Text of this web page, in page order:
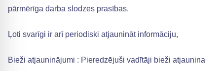
pārmērīga darba slodzes prasības.
Ļoti svarīgi ir arī periodiski atjaunināt informāciju,
Bieži atjauninājumi : Pieredzējuši vadītāji bieži atjaunina